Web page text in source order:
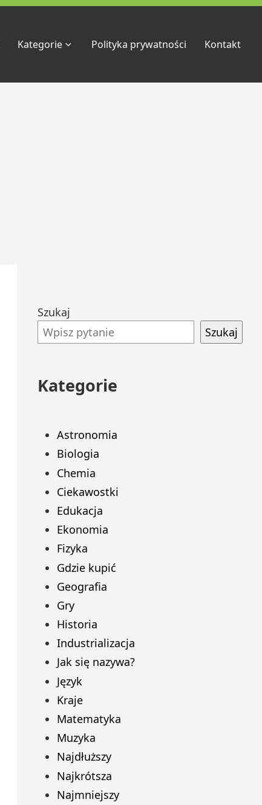
Kategorie Polityka prywatności Kontakt
Przejdź
do
stopki
Szukaj
Szukaj
Kategorie
Astronomia
Biologia
Chemia
Ciekawostki
Edukacja
Ekonomia
Fizyka
Gdzie kupić
Geografia
Gry
Historia
Industrializacja
Jak się nazywa?
Język
Kraje
Matematyka
Muzyka
Najdłuższy
Najkrótsza
Najmniejszy